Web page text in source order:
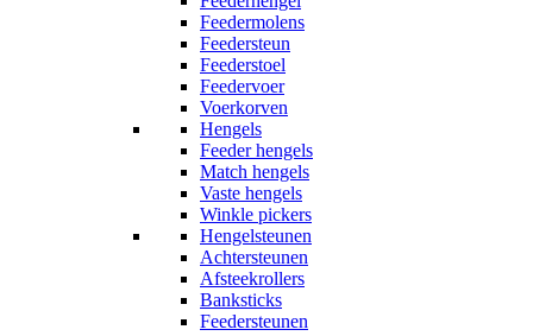
Feedermolens
Feedersteun
Feederstoel
Feedervoer
Voerkorven
Hengels
Feeder hengels
Match hengels
Vaste hengels
Winkle pickers
Hengelsteunen
Achtersteunen
Afsteekrollers
Banksticks
Feedersteunen